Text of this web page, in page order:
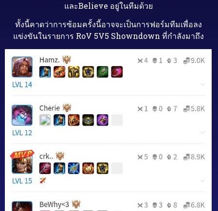
และBelieve อยู่ในทีมด้วย
ทั้งนี้คาดว่าการซ้อมครั้งนี้อาจจะเป็นการฟอร์มทีมเพื่อลง
แข่งขันในรายการ RoV 5V5 Showndown ที่กำลังมาถึง